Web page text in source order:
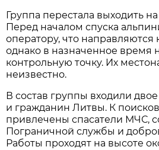
Группа перестала выходить на
Перед началом спуска
оператору, что направляются
однако в назначенное время
контрольную точку. Их
неизвестно.
В состав группы входили
и гражданин Литвы. К
привлечены спасатели МЧС,
Пограничной службы и
Работы проходят на высоте